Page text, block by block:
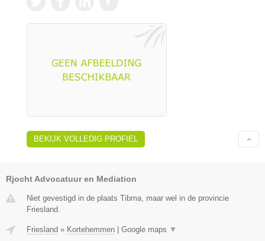
BEKIJK VOLLEDIG PROFIEL
Rjocht Advocatuur en Mediation
Niet gevestigd in de plaats Tibma, maar wel in de provincie
Friesland.
Friesland » Kortehemmen Google maps ▼